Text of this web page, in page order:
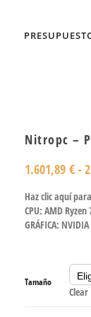
Nitropc –
1.601,89 €-
Haz clic aquí
CPU: AMD
GRÁFICA:
Tamaño
Clear